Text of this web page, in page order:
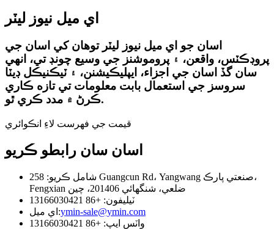
اي ميل نيوز ليٽر
اسان جو اي ميل نيوز ليٽر توهان کي اسان جي
پروڊڪٽس، واقعن، ۽ پروموشنز جي وسيع چونڊ تي، انهي
سان گڏ اسان جي اجزاء، ايپليڪيشنن، ۽ ٽيڪنيڪل ڊيٽا
سروسز جي استعمال بابت معلومات تي تازه ڪاري
ڪرڻ ۾ مدد ڪري ٿو.
قيمت جي فهرست لاءِ انڪوائري
اسان سان رابطو ڪريو
شامل ڪريو: 258 Guangcun Rd، Yangwang صنعتي پارڪ،
Fengxian ضلعي، شنگھائي 201406، چين
ٽيليفون: +86 13166030421
اي ميل:ymin-sale@ymin.com
واٽس ايپ: +86 13166030421